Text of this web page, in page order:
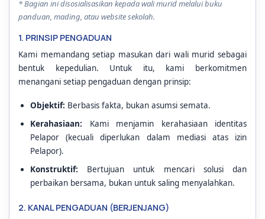
* Bagian ini disosialisasikan kepada wali murid melalui buku
panduan, mading, atau website sekolah.
1. PRINSIP PENGADUAN
Kami memandang setiap masukan dari wali murid sebagai
bentuk kepedulian. Untuk itu, kami berkomitmen
menangani setiap pengaduan dengan prinsip:
Objektif: Berbasis fakta, bukan asumsi semata.
Kerahasiaan: Kami menjamin kerahasiaan identitas
Pelapor (kecuali diperlukan dalam mediasi atas izin
Pelapor).
Konstruktif: Bertujuan untuk mencari solusi dan
perbaikan bersama, bukan untuk saling menyalahkan.
2. KANAL PENGADUAN (BERJENJANG)